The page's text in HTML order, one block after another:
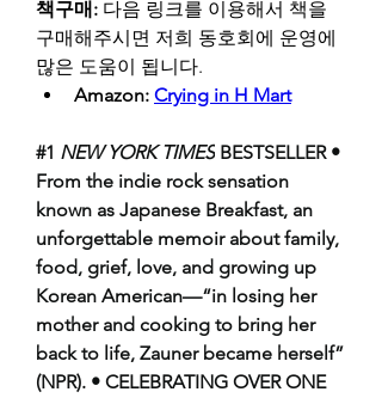
책구매: 다음 링크를 이용해서 책을
구매해주시면 저희 동호회에 운영에
많은 도움이 됩니다.
Amazon: Crying in H Mart
#1 NEW YORK TIMES BESTSELLER •
From the indie rock sensation
known as Japanese Breakfast, an
unforgettable memoir about family,
food, grief, love, and growing up
Korean American—“in losing her
mother and cooking to bring her
back to life, Zauner became herself”
(NPR). • CELEBRATING OVER ONE